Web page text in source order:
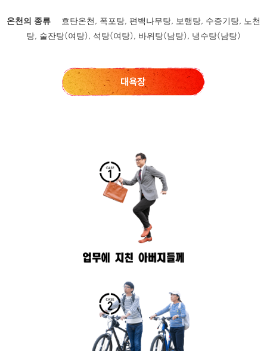
온천의 종류
효탄온천, 폭포탕, 편백나무탕, 보행탕, 수증기탕, 노천
탕, 술잔탕(여탕), 석탕(여탕), 바위탕(남탕), 냉수탕(남탕)